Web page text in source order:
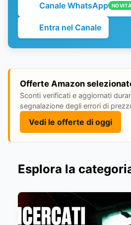
Canale WhatsApp NOVITÀ
Entra nel Canale
Offerte Amazon
Sconti verificati e aggiornati
segnalazione degli errori di
Vedi le offerte di oggi
Esplora la